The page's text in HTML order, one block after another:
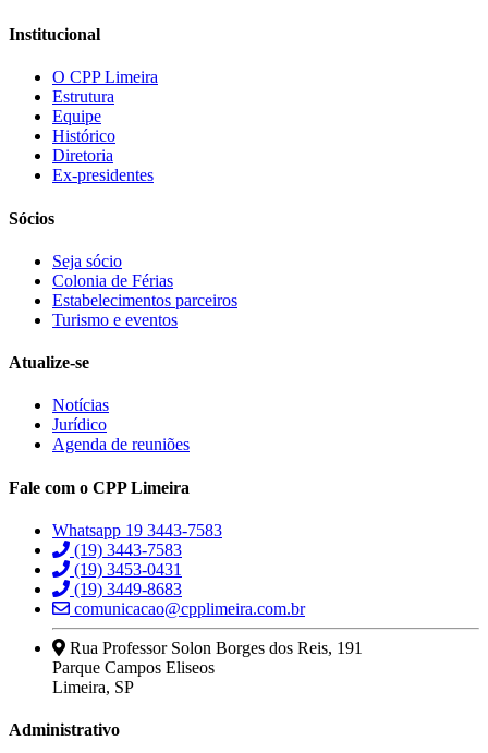
Institucional
O CPP Limeira
Estrutura
Equipe
Histórico
Diretoria
Ex-presidentes
Sócios
Seja sócio
Colonia de Férias
Estabelecimentos parceiros
Turismo e eventos
Atualize-se
Notícias
Jurídico
Agenda de reuniões
Fale com o CPP Limeira
Whatsapp 19 3443-7583
(19) 3443-7583
(19) 3453-0431
(19) 3449-8683
comunicacao@cpplimeira.com.br
Rua Professor Solon Borges dos Reis, 191
Parque Campos Eliseos
Limeira, SP
Administrativo